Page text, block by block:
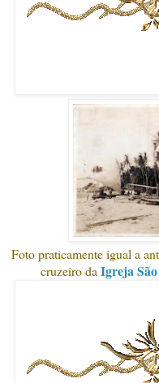
Foto praticamente igual a
cruzeiro da Igreja